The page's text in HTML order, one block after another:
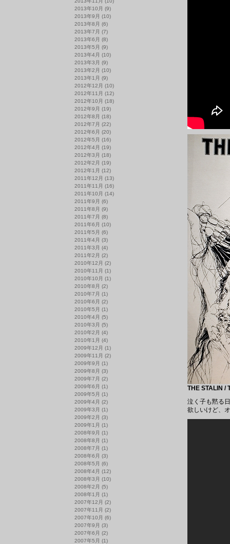
THE STALIN /
泣く子も黙る
欲しいけど、
2013年10月 (9)
2013年9月 (10)
2013年8月 (6)
2013年7月 (7)
2013年6月 (8)
2013年5月 (9)
2013年4月 (10)
2013年3月 (9)
2013年2月 (10)
2013年1月 (9)
2012年12月 (10)
2012年11月 (12)
2012年10月 (18)
2012年9月 (19)
2012年8月 (18)
2012年7月 (22)
2012年6月 (20)
2012年5月 (16)
2012年4月 (19)
2012年3月 (18)
2012年2月 (19)
2012年1月 (12)
2011年12月 (13)
2011年11月 (16)
2011年10月 (14)
2011年9月 (6)
2011年8月 (9)
2011年7月 (8)
2011年6月 (10)
2011年5月 (6)
2011年4月 (3)
2011年3月 (4)
2011年2月 (2)
2010年12月 (2)
2010年11月 (1)
2010年10月 (1)
2010年8月 (2)
2010年7月 (1)
2010年6月 (2)
2010年5月 (1)
2010年4月 (5)
2010年3月 (5)
2010年2月 (4)
2010年1月 (4)
2009年12月 (1)
2009年11月 (2)
2009年9月 (1)
2009年8月 (3)
2009年7月 (2)
2009年6月 (1)
2009年5月 (1)
2009年4月 (2)
2009年3月 (1)
2009年2月 (3)
2009年1月 (1)
2008年9月 (1)
2008年8月 (1)
2008年7月 (1)
2008年6月 (3)
2008年5月 (6)
2008年4月 (12)
2008年3月 (10)
2008年2月 (5)
2008年1月 (1)
2007年12月 (2)
2007年11月 (2)
2007年10月 (6)
2007年9月 (3)
2007年6月 (2)
2007年5月 (1)